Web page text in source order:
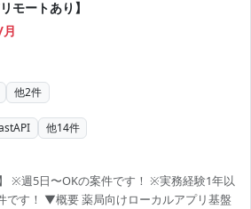
モートあり】
他2件
他14件
※週5日〜OKの案件です！ ※実務経験1年以
です！ ▼概要 薬局向けローカルアプリ基盤